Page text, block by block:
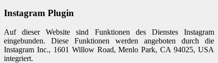
Instagram Plugin
Auf dieser Website sind Funktionen des Dienstes Instagram
eingebunden. Diese Funktionen werden angeboten durch die
Instagram Inc., 1601 Willow Road, Menlo Park, CA 94025, USA
integriert.